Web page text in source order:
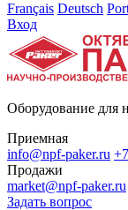
Français Deutsch
Вход
Оборудование для
Приемная
info@npf-paker.ru
Продажи
market@npf-paker.ru
Задать вопрос